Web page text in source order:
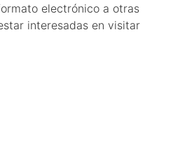
electrónico a otras
interesadas en visitar